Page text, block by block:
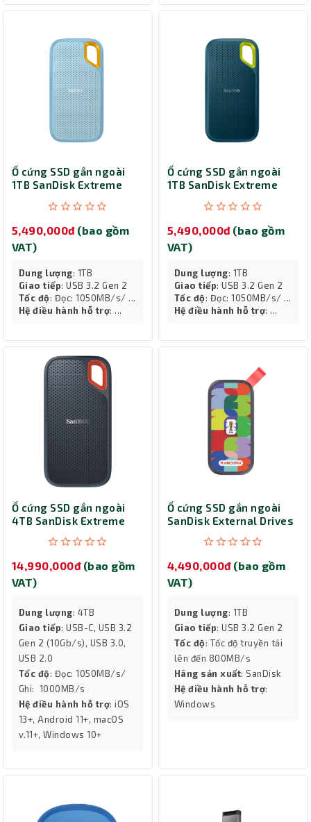
Ổ cứng SSD gắn ngoài
1TB SanDisk Extreme
SDSSDE61-1T00-G25B
5,490,000đ (bao gồm
VAT)
Dung lượng: 1TB
Giao tiếp: USB 3.2 Gen 2
Tốc độ: Đọc: 1050MB/s/ ...
Hệ điều hành hỗ trợ: ...
Ổ cứng SSD gắn ngoài
1TB SanDisk Extreme
SDSSDE61-1T00-G25M
5,490,000đ (bao gồm
VAT)
Dung lượng: 1TB
Giao tiếp: USB 3.2 Gen 2
Tốc độ: Đọc: 1050MB/s/ ...
Hệ điều hành hỗ trợ: ...
Ổ cứng SSD gắn ngoài
4TB SanDisk Extreme
SDSSDE61-4T00-G25
14,990,000đ (bao gồm
VAT)
Dung lượng: 4TB
Giao tiếp: USB-C, USB 3.2
Gen 2 (10Gb/s), USB 3.0,
USB 2.0
Tốc độ: Đọc: 1050MB/s/
Ghi: 1000MB/s
Hệ điều hành hỗ trợ: iOS
13+, Android 11+, macOS
v.11+, Windows 10+
Ổ cứng SSD gắn ngoài
SanDisk External Drives
4,490,000đ (bao gồm
VAT)
Dung lượng: 1TB
Giao tiếp: USB 3.2 Gen 2
Tốc độ: Tốc độ truyền tải
lên đến 800MB/s
Hãng sản xuất: SanDisk
Hệ điều hành hỗ trợ:
Windows